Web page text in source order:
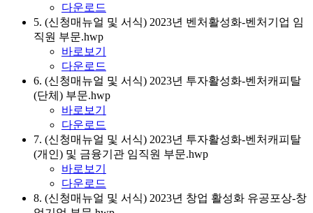
다운로드
5. (신청매뉴얼 및 서식) 2023년 벤처활성화-벤처기업 임
직원 부문.hwp
바로보기
다운로드
6. (신청매뉴얼 및 서식) 2023년 투자활성화-벤처캐피탈
(단체) 부문.hwp
바로보기
다운로드
7. (신청매뉴얼 및 서식) 2023년 투자활성화-벤처캐피탈
(개인) 및 금융기관 임직원 부문.hwp
바로보기
다운로드
8. (신청매뉴얼 및 서식) 2023년 창업 활성화 유공포상-창